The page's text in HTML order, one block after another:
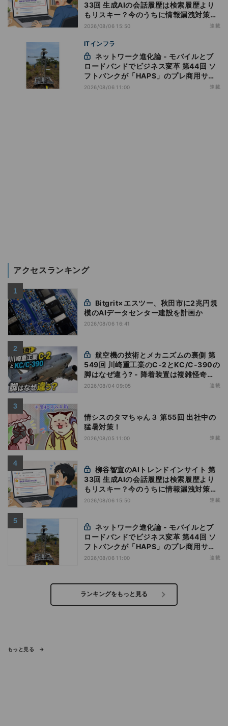
33回 生成AIの会話履歴は検索履歴より
もリスキー？今のうちに情報漏洩対策を
万全にしておこう
2026/08/06 15:50 連載
ITインフラ
ロードバンドでビジネス変革 第44回 ソ
フトバンクが「HAPS」のプレ商用サー
ビス開始を表明、本格的な商用展開のめ
2026/08/06 11:00 連載
アクセスランキング
模のAIデータセンター建設を計画か
2026/08/06 16:41
549回 川崎重工業のC-2とKC/C-390の
脚はなぜ違う? - 降着装置は複雑怪奇
(5)|軍用輸送機(10)
2026/08/04 09:05 連載
情シスのタマちゃん３ 第55回 出社中の
猛暑対策！
2026/08/05 11:00 連載
33回 生成AIの会話履歴は検索履歴より
もリスキー？今のうちに情報漏洩対策を
万全にしておこう
2026/08/06 15:50 連載
ロードバンドでビジネス変革 第44回 ソ
フトバンクが「HAPS」のプレ商用サー
ビス開始を表明、本格的な商用展開のめ
2026/08/06 11:00 連載
ランキングをもっと見る
もっと見る